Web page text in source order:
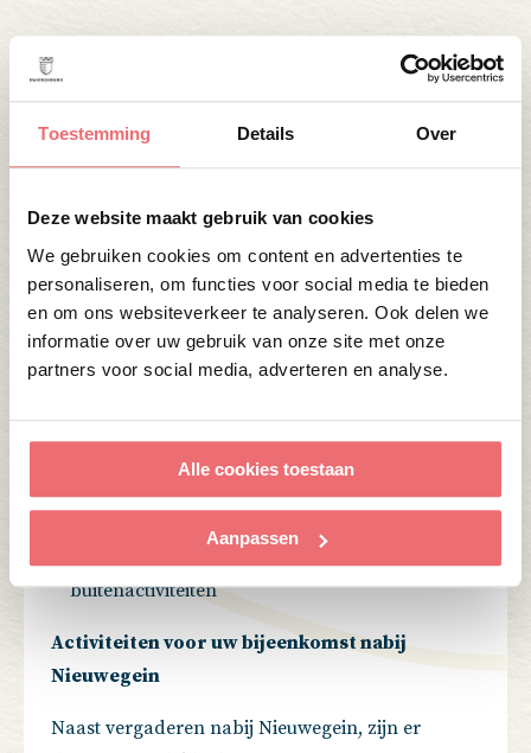
Toestemming Details Over
Deze website maakt gebruik van cookies
We gebruiken cookies om content en advertenties te
personaliseren, om functies voor social media te bieden
en om ons websiteverkeer te analyseren. Ook delen we
informatie over uw gebruik van onze site met onze
partners voor social media, adverteren en analyse.
Alle cookies toestaan
Aanpassen
Faciliteiten en service op maat
Onze vergaderlocatie nabij Nieuwegein is
voorzien van alle hedendaagse voorzieningen,
Gratis WiFi
Professionele audio- en visuele apparatuur
buitenactiviteiten
Activiteiten voor uw bijeenkomst nabij
Nieuwegein
Naast vergaderen nabij Nieuwegein, zijn er